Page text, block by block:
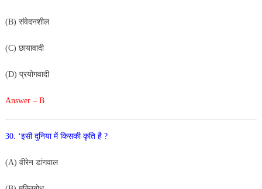
(B) संवेदनशील
(C) छायावादी
(D) प्रयोगवादी
Answer – B
30. ‘इसी दुनिया में किसकी कृति है ?
(A) वीरेन डांगवाल